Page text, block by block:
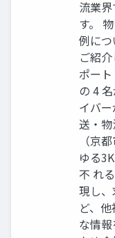
流業
す。
例につ
ご紹
ポート
の 4
イバ
送・
（京
ゆる
不 れ
現し
ど、
な情